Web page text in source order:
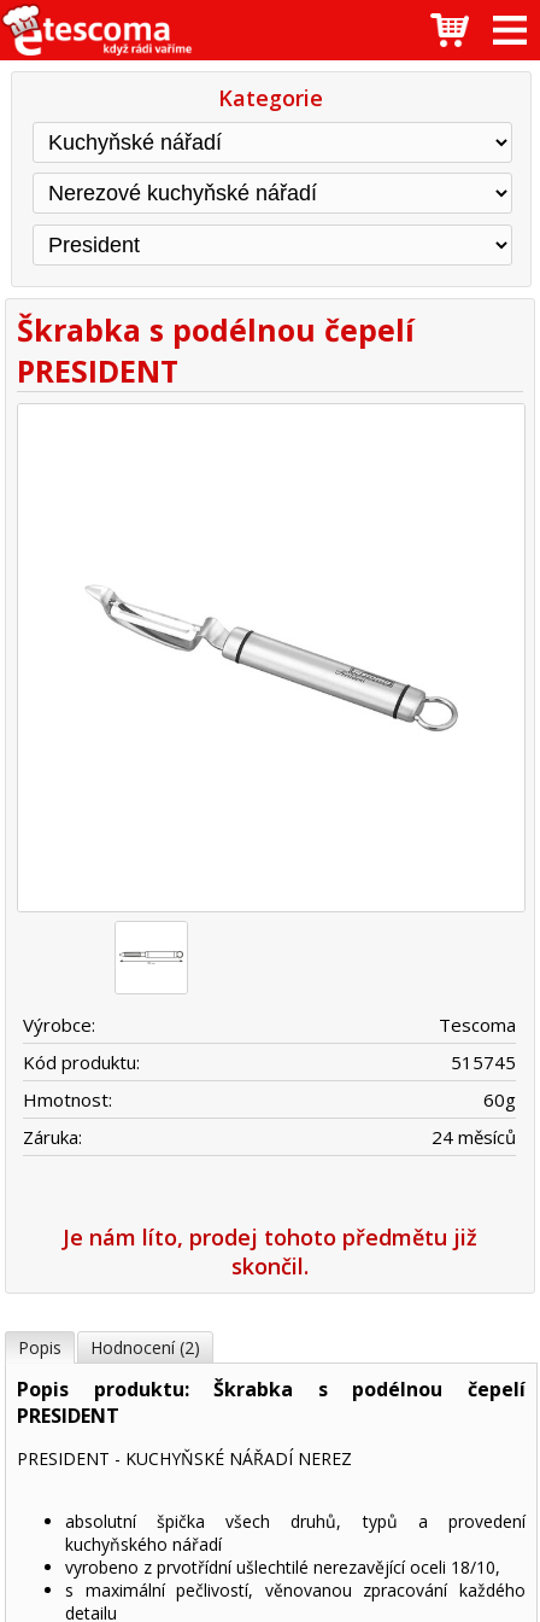
Kategorie
Škrabka s podélnou čepelí
PRESIDENT
Výrobce:
Tescoma
Kód produktu:
515745
Hmotnost:
60g
Záruka:
24 měsíců
Je nám líto, prodej tohoto předmětu již
skončil.
Popis Hodnocení (2)
Popis produktu: Škrabka s podélnou čepelí
PRESIDENT
PRESIDENT - KUCHYŇSKÉ NÁŘADÍ NEREZ
absolutní špička všech druhů, typů a provedení
kuchyňského nářadí
vyrobeno z prvotřídní ušlechtilé nerezavějící oceli 18/10,
s maximální pečlivostí, věnovanou zpracování každého
detailu